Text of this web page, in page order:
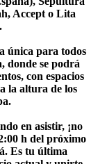
Accept o Lita
única para todos
donde se podrá
con espacios
la altura de los
en asistir, ¡no
h del próximo
Es tu última